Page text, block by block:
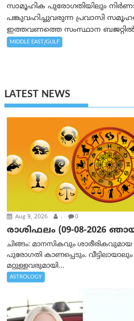
സാമൂഹിക പുരോഗതിയിലും
പങ്കുവഹിച്ചുവരുന്ന പ്രവാസി
ഇത്തവണത്തെ സംസ്ഥാന ബജറ്റിൽ
MIDDLE EAST/GULF
LATEST NEWS
Aug 9, 2026 . 0
രാശിഫലം (09-08-2026
ചിങ്ങം: മാനസികവും
പുരോഗതി കാണപ്പെടും.
മറ്റുള്ളവരുമായി...
ASTROLOGY